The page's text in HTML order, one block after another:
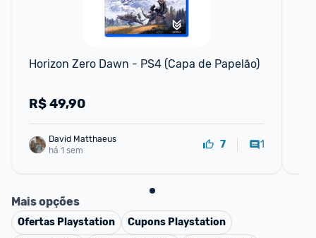
Horizon Zero Dawn - PS4 (Capa de Papelão)
R$49,90
há 1 sem
7 1
Mais opções
Ofertas Playstation Cupons Playstation